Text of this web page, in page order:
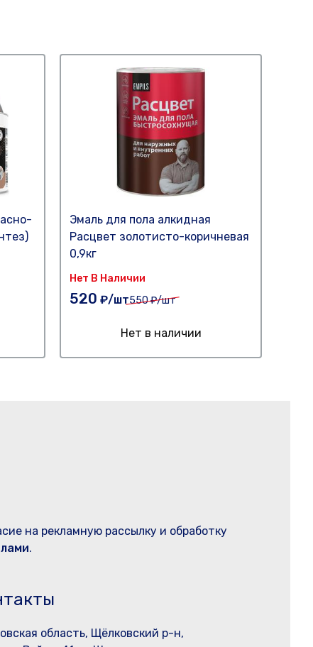
Эмаль для пола алкидная
Расцвет золотисто-коричневая
0,9кг
Нет В Наличии
520 ₽/шт550₽/шт
Нет в наличии
на рекламную рассылку и обработку
.
область, Щёлковский р-н,